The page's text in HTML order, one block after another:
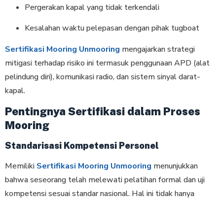
Pergerakan kapal yang tidak terkendali
Kesalahan waktu pelepasan dengan pihak tugboat
Sertifikasi Mooring Unmooring mengajarkan strategi
mitigasi terhadap risiko ini termasuk penggunaan APD (alat
pelindung diri), komunikasi radio, dan sistem sinyal darat-
kapal.
Pentingnya Sertifikasi dalam Proses
Mooring
Standarisasi Kompetensi Personel
Memiliki Sertifikasi Mooring Unmooring menunjukkan
bahwa seseorang telah melewati pelatihan formal dan uji
kompetensi sesuai standar nasional. Hal ini tidak hanya